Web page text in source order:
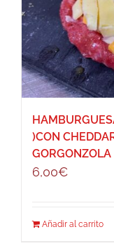
)CON
GORGONZOLA
6,00€
Añadir al carrito